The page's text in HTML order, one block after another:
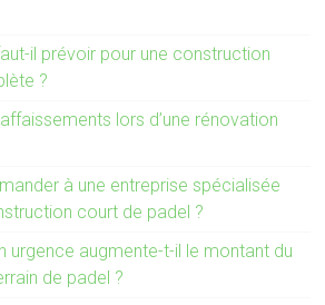
il prévoir pour une construction
?
lors d’une rénovation
à une entreprise spécialisée
court de padel ?
urgence augmente-t-il le montant du
de padel ?